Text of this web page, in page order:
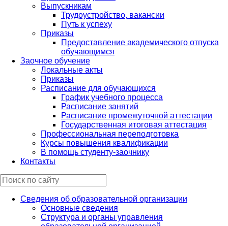
Выпускникам
Трудоустройство, вакансии
Путь к успеху
Приказы
Предоставление академического отпуска
обучающимся
Заочное обучение
Локальные акты
Приказы
Расписание для обучающихся
График учебного процесса
Расписание занятий
Расписание промежуточной аттестации
Государственная итоговая аттестация
Профессиональная переподготовка
Курсы повышения квалификации
В помощь студенту-заочнику
Контакты
Сведения об образовательной организации
Основные сведения
Структура и органы управления